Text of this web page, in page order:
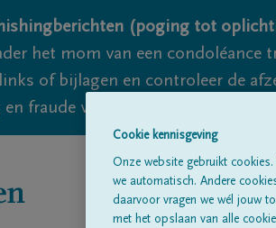
(poging tot
het mom van een condoléance
of bijlagen en controleer de
fraude vallen echter nooit
Cookie kennisgeving
Onze website gebruikt
we automatisch. Andere
daarvoor vragen we wél jouw
met het opslaan van alle